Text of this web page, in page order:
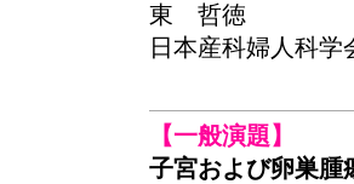
東 哲徳
日本産科婦人科学
【一般演題】
子宮および卵巣腫